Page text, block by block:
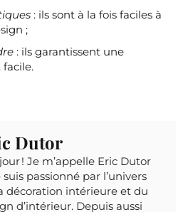
: ils sont à la fois faciles à
;
: ils garantissent une
Dutor
! Je m’appelle Eric Dutor
suis passionné par l’univers
décoration intérieure et du
d’intérieur. Depuis aussi